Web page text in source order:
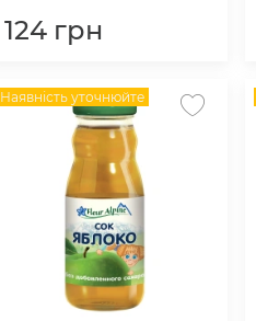
124 грн
Наявність уточнюйте